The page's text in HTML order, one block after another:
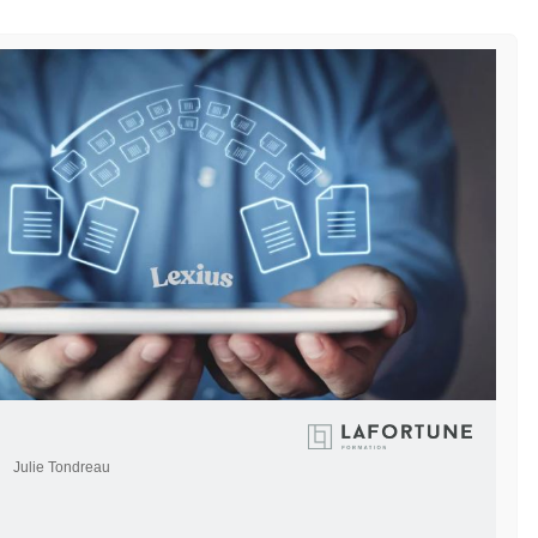
Julie Tondreau